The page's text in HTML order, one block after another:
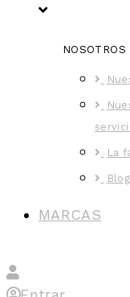
NOSOTROS
La
Blog
MARCAS